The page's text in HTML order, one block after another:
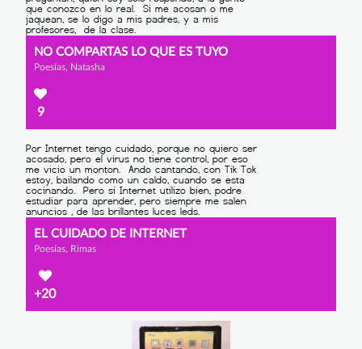
NO COMPARTAS LO QUE ES TUYO
Poesías, Natasha
9
EL CUIDADO DE INTERNET
Poesías, Rimas
+20